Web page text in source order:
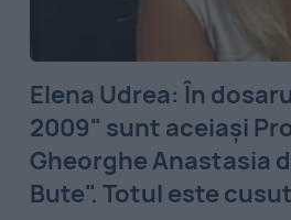
Elena Udrea: În
2009" sunt aceiaşi
Gheorghe Anastasia
Bute". Totul este